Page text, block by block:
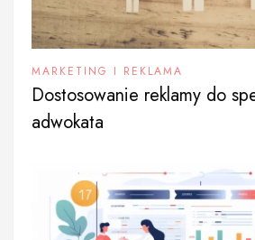
MARKETING I REKLAMA
Dostosowanie reklamy do
adwokata